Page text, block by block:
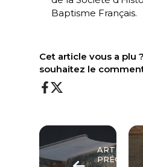
Baptisme Français.
Cet article vous a plu
souhaitez le
ARTICLE